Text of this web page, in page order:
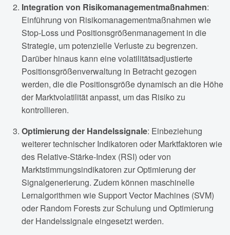
Integration von Risikomanagementmaßnahmen:
Einführung von Risikomanagementmaßnahmen wie
Stop-Loss und Positionsgrößenmanagement in die
Strategie, um potenzielle Verluste zu begrenzen.
Darüber hinaus kann eine volatilitätsadjustierte
Positionsgrößenverwaltung in Betracht gezogen
werden, die die Positionsgröße dynamisch an die Höhe
der Marktvolatilität anpasst, um das Risiko zu
kontrollieren.
Optimierung der Handelssignale: Einbeziehung
weiterer technischer Indikatoren oder Marktfaktoren wie
des Relative-Stärke-Index (RSI) oder von
Marktstimmungsindikatoren zur Optimierung der
Signalgenerierung. Zudem können maschinelle
Lernalgorithmen wie Support Vector Machines (SVM)
oder Random Forests zur Schulung und Optimierung
der Handelssignale eingesetzt werden.